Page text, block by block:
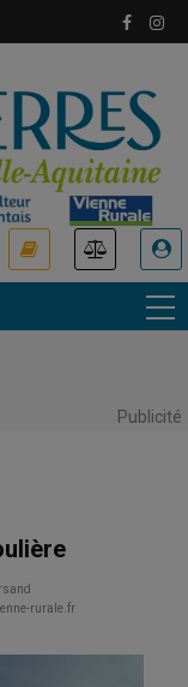
Publicité
rurale.fr